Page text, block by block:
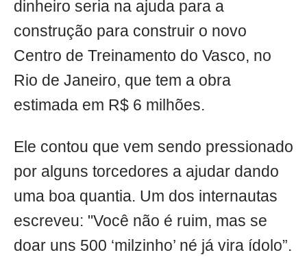
dinheiro seria na ajuda para a
construção para construir o novo
Centro de Treinamento do Vasco, no
Rio de Janeiro, que tem a obra
estimada em R$ 6 milhões.
Ele contou que vem sendo pressionado
por alguns torcedores a ajudar dando
uma boa quantia. Um dos internautas
escreveu: "Você não é ruim, mas se
doar uns 500 ‘milzinho’ né já vira ídolo”.